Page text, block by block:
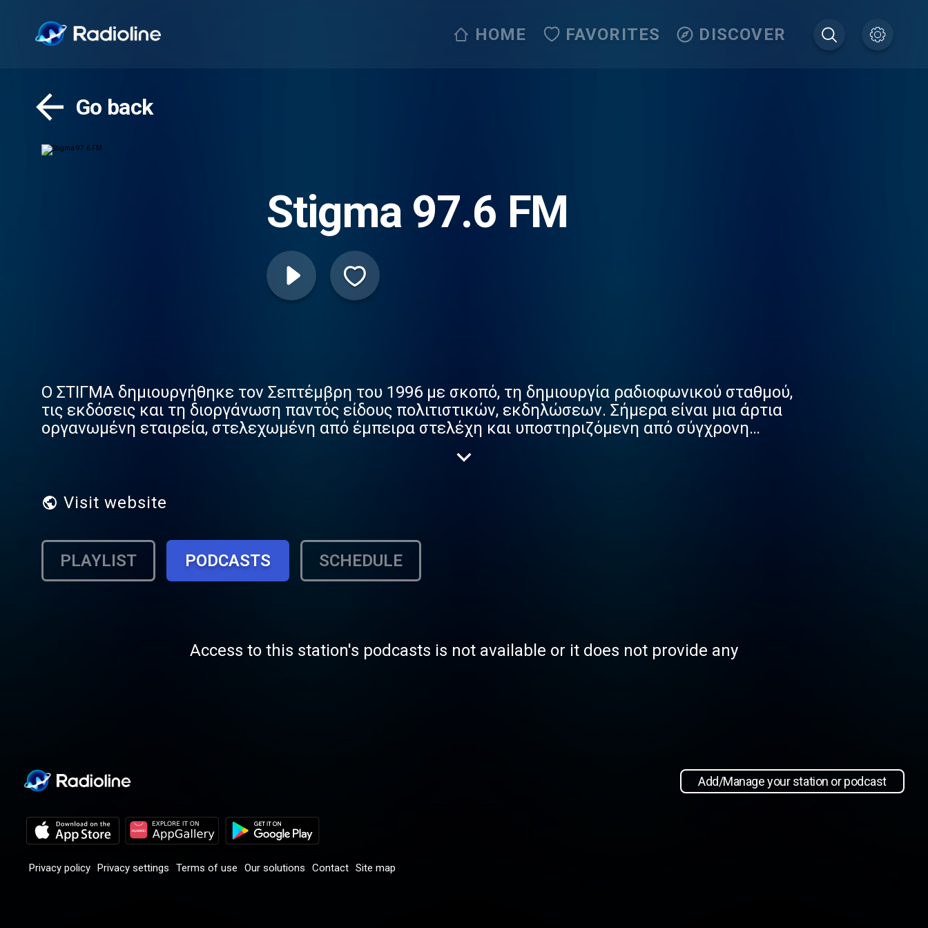
HOME FAVORITES DISCOVER
Go back
Stigma 97.6 FM
O ΣΤΙΓΜΑ δημιουργήθηκε τον Σεπτέμβρη του 1996 με σκοπό, τη δημιουργία ραδιοφωνικού σταθμού,
τις εκδόσεις και τη διοργάνωση παντός είδους πολιτιστικών, εκδηλώσεων. Σήμερα είναι μια άρτια
οργανωμένη εταιρεία, στελεχωμένη από έμπειρα στελέχη και υποστηριζόμενη από σύγχρονη
Visit website
PLAYLIST PODCASTS SCHEDULE
Access to this station's podcasts is not available or it does not provide any
Add/Manage your station or podcast
Privacy policy Privacy settings Terms of use Our solutions Contact Site map